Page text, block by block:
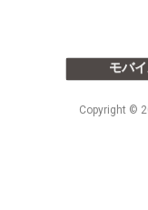
モバ
Copyright ©